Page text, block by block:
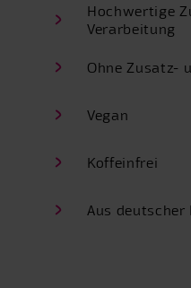
Hochwertige
Verarbeitung
Ohne Zusatz-
Vegan
Koffeinfrei
Aus